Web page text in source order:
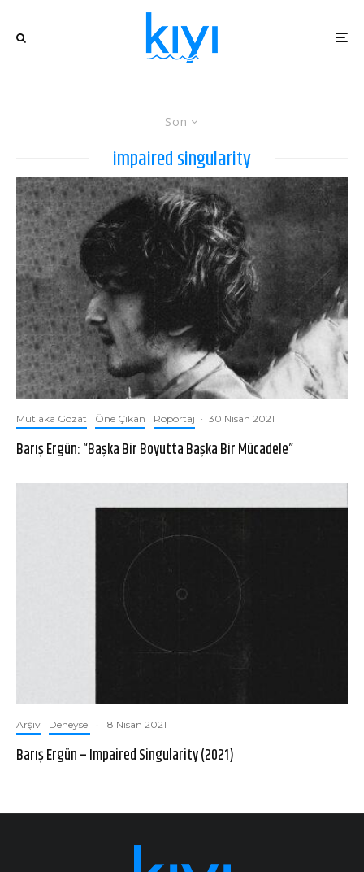
Son
impaired singularity
Mutlaka Gözat Öne Çıkan Röportaj · 30 Nisan 2021
Barış Ergün: “Başka Bir Boyutta Başka Bir Mücadele”
Arşiv Deneysel · 18 Nisan 2021
Barış Ergün – Impaired Singularity (2021)